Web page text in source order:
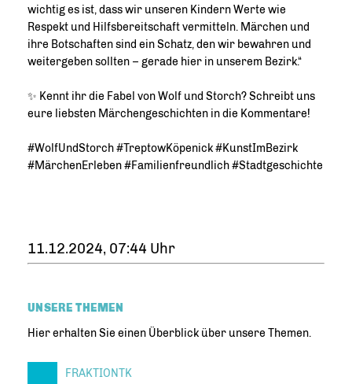
wichtig es ist, dass wir unseren Kindern Werte wie
Respekt und Hilfsbereitschaft vermitteln. Märchen und
ihre Botschaften sind ein Schatz, den wir bewahren und
weitergeben sollten – gerade hier in unserem Bezirk.“
✨ Kennt ihr die Fabel von Wolf und Storch? Schreibt uns
eure liebsten Märchengeschichten in die Kommentare!
#WolfUndStorch #TreptowKöpenick #KunstImBezirk
#MärchenErleben #Familienfreundlich #Stadtgeschichte
11.12.2024, 07:44 Uhr
UNSERE THEMEN
Hier erhalten Sie einen Überblick über unsere Themen.
FRAKTIONTK